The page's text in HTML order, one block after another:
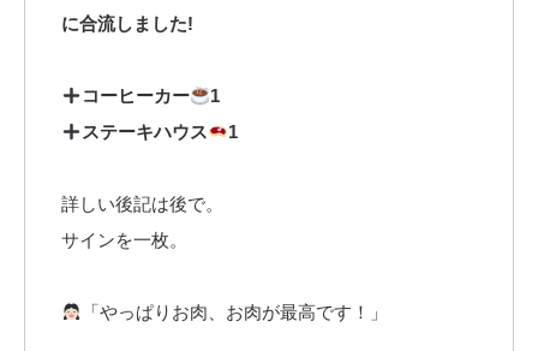
に合流しました!
コーヒーカー
1
ステーキハウス
1
詳しい後記は後で。
サインを一枚。
「やっぱりお肉、お肉が最高です！」